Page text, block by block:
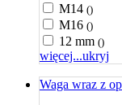
M14 ()
M16 ()
12 mm ()
więcej...ukryj
Waga wraz z